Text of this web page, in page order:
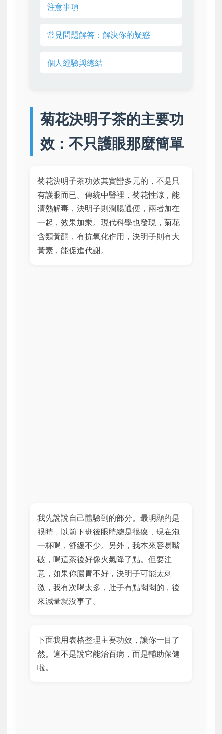
注意事項
常見問題解答：解決你的疑惑
個人經驗與總結
菊花決明子茶的主要功
效：不只護眼那麼簡單
菊花決明子茶功效其實蠻多元的，不是只
有護眼而已。傳統中醫裡，菊花性涼，能
清熱解毒，決明子則潤腸通便，兩者加在
一起，效果加乘。現代科學也發現，菊花
含類黃酮，有抗氧化作用，決明子則有大
黃素，能促進代謝。
我先說說自己體驗到的部分。最明顯的是
眼睛，以前下班後眼睛總是很痠，現在泡
一杯喝，舒緩不少。另外，我本來容易嘴
破，喝這茶後好像火氣降了點。但要注
意，如果你腸胃不好，決明子可能太刺
激，我有次喝太多，肚子有點悶悶的，後
來減量就沒事了。
下面我用表格整理主要功效，讓你一目了
然。這不是說它能治百病，而是輔助保健
啦。